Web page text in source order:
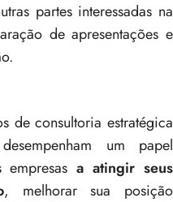
partes interessadas na
de apresentações e
de consultoria estratégica
um papel
empresasa atingir seus
, melhorar sua posição